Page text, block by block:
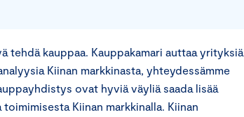
tehdä kauppaa. Kauppakamari auttaa yrityksiä
Kiinan markkinasta, yhteydessämme
ovat hyviä väyliä saada lisää
Kiinan markkinalla. Kiinan